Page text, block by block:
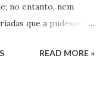
no entanto, nem
que a pudessem
civilizações,
READ MORE »